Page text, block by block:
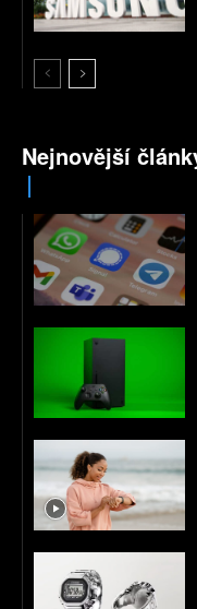
Nejnovější